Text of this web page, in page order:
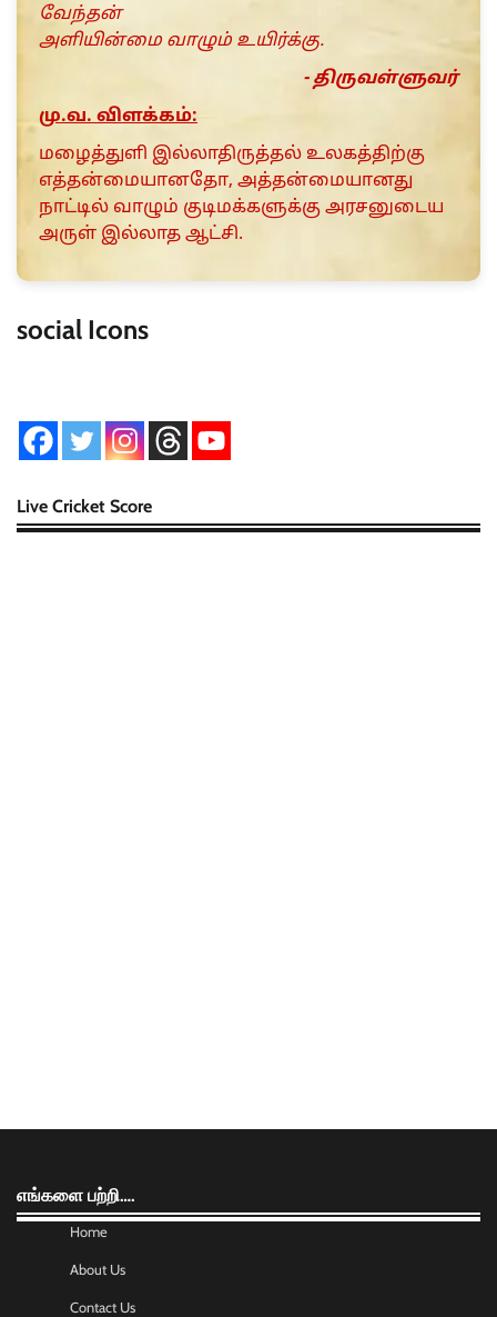
வேந்தன்
அளியின்மை வாழும் உயிர்க்கு.
- திருவள்ளுவர்
மு.வ. விளக்கம்:
மழைத்துளி இல்லாதிருத்தல் உலகத்திற்கு
எத்தன்மையானதோ, அத்தன்மையானது
நாட்டில் வாழும் குடிமக்களுக்கு அரசனுடைய
அருள் இல்லாத ஆட்சி.
social Icons
Live Cricket Score
எங்களை பற்றி….
Home
About Us
Contact Us